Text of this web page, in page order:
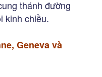
thánh đường
kinh chiều.
Geneva và